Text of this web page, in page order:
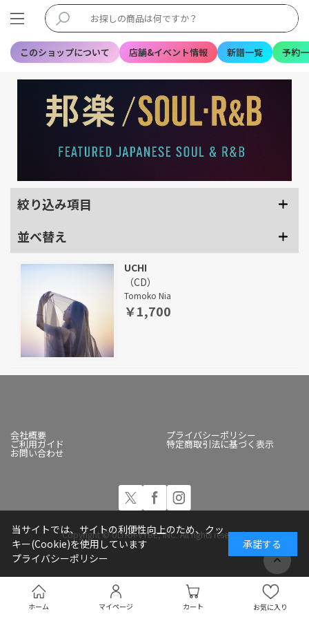
このショップについて 店舗&イベント情報 新譜一覧 予約
ホーム マイページ カート お気に入り
絞り込み項目
並べ替え
UCHI
（CD）
Tomoko Nia
￥1,700
会社概要 プライバシーポリシー
ご利用ガイド 特定商取引法に基づく表示
お問い合わせ
Copyright © ULTRA-VYBE, INC. All rights reserved.
当サイトでは、サイトの利便性向上のため、クッ
キー(Cookie)を使用しています
プライバシーポリシー
承諾する